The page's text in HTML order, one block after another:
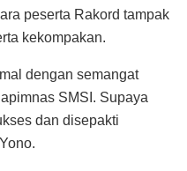
peserta Rakord tampak
kekompakan.
dengan semangat
SMSI. Supaya
dan disepakti